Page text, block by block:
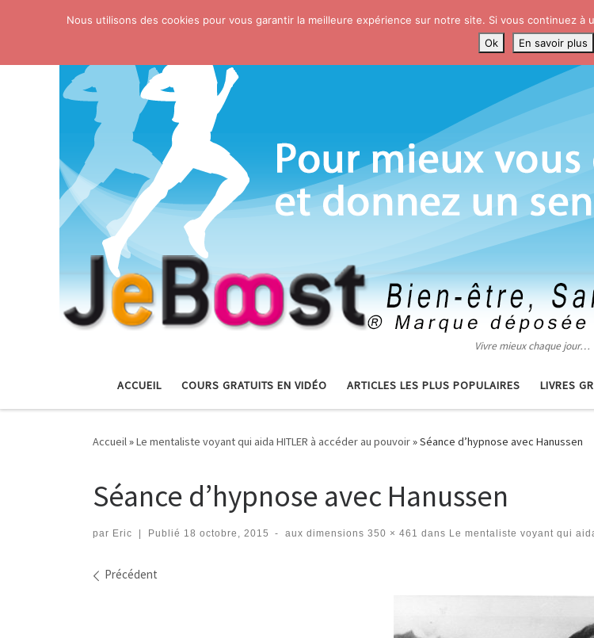
Skip to content
Vivre mieux chaque jour…
ACCUEIL COURS GRATUITS EN VIDÉO ARTICLES LES PLUS POPULAIRES LIVRES
Accueil»Le mentaliste voyant qui aida HITLER à accéder au pouvoir»Séance d’hypnose avec Hanussen
Séance d’hypnose avec Hanussen
par Eric Publié 18 octobre, 2015 - aux dimensions 350 × 461 dans Le mentaliste voyant qui
Navigation dans les images
Précédent
Nous utilisons des cookies pour vous garantir la meilleure expérience sur notre site. Si vous continuez
Ok
En savoir plus